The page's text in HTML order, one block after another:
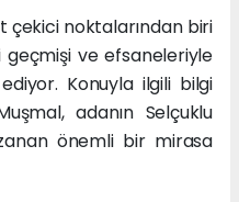
çekici noktalarından biri
geçmişi ve efsaneleriyle
Konuyla ilgili bilgi
adanın Selçuklu
önemli bir mirasa